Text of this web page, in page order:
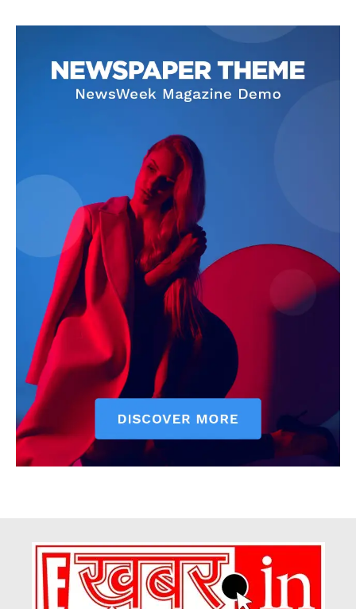
Contact us
Subscription Plans
My account